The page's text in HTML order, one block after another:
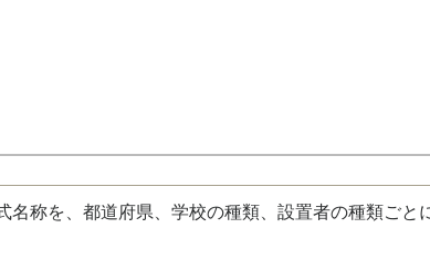
名称を、都道府県、学校の種類、設置者の種類ごと